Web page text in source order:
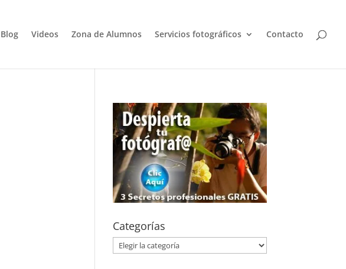
Blog Videos Zona de Alumnos Servicios fotográficos Contacto
Categorías
Categorías